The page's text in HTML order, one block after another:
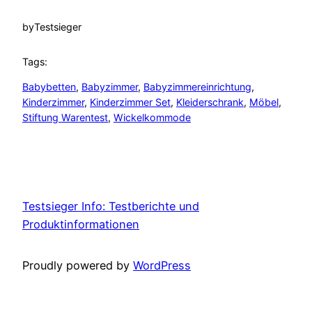
byTestsieger
Tags:
Babybetten, Babyzimmer, Babyzimmereinrichtung
Kinderzimmer, Kinderzimmer Set, Kleiderschrank, Möbel
Stiftung Warentest, Wickelkommode
Testsieger Info: Testberichte und
Produktinformationen
Proudly powered by WordPress